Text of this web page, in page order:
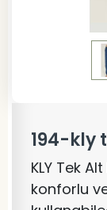
194-kly
KLY Tek
konforlu